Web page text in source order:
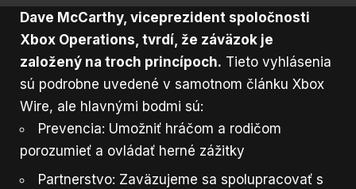
Dave McCarthy, viceprezident spoločnosti
Xbox Operations, tvrdí, že záväzok je
založený na troch princípoch. Tieto vyhlásenia
sú podrobne uvedené v samotnom článku Xbox
Wire, ale hlavnými bodmi sú:
Prevencia: Umožniť hráčom a rodičom
porozumieť a ovládať herné zážitky
Partnerstvo: Zaväzujeme sa spolupracovať s